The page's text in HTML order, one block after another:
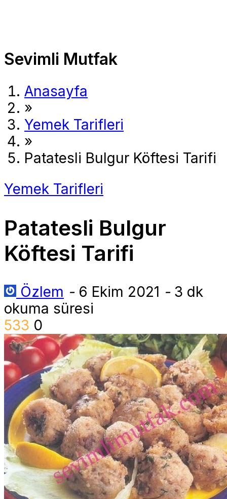
Sevimli Mutfak
Anasayfa
»
Yemek Tarifleri
»
Patatesli Bulgur Köftesi Tarifi
Yemek Tarifleri
Patatesli Bulgur
Köftesi Tarifi
Özlem - 6 Ekim 2021 -3 dk
okuma süresi
533 0